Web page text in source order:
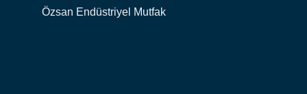
Özsan Endüstriyel Mutfak